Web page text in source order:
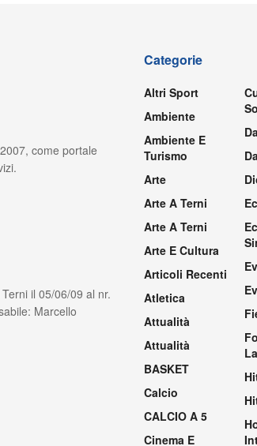
come portale
il 05/06/09 al nr.
Marcello
Categorie
Altri Sport
Ambiente
Ambiente E
Turismo
Arte
Arte A Terni
Arte A Terni
Arte E Cultura
Articoli Recenti
Atletica
Attualità
Attualità
BASKET
Calcio
CALCIO A 5
Cinema E